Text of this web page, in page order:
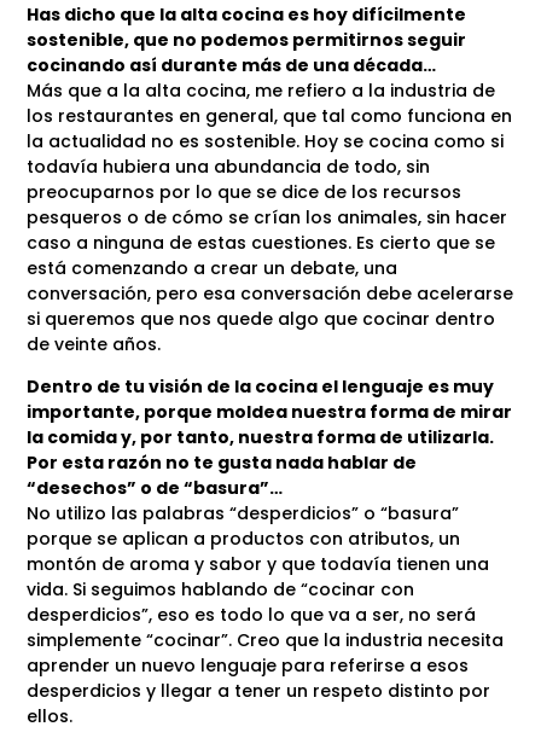
Has dicho que la alta cocina es hoy difícilmente
sostenible, que no podemos permitirnos seguir
cocinando así durante más de una década…
Más que a la alta cocina, me refiero a la industria de
los restaurantes en general, que tal como funciona en
la actualidad no es sostenible. Hoy se cocina como si
todavía hubiera una abundancia de todo, sin
preocuparnos por lo que se dice de los recursos
pesqueros o de cómo se crían los animales, sin hacer
caso a ninguna de estas cuestiones. Es cierto que se
está comenzando a crear un debate, una
conversación, pero esa conversación debe acelerarse
si queremos que nos quede algo que cocinar dentro
de veinte años.
Dentro de tu visión de la cocina el lenguaje es muy
importante, porque moldea nuestra forma de mirar
la comida y, por tanto, nuestra forma de utilizarla.
Por esta razón no te gusta nada hablar de
“desechos” o de “basura”…
No utilizo las palabras “desperdicios” o “basura”
porque se aplican a productos con atributos, un
montón de aroma y sabor y que todavía tienen una
vida. Si seguimos hablando de “cocinar con
desperdicios”, eso es todo lo que va a ser, no será
simplemente “cocinar”. Creo que la industria necesita
aprender un nuevo lenguaje para referirse a esos
desperdicios y llegar a tener un respeto distinto por
ellos.